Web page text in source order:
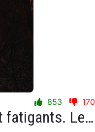
853 170
Les hommes meurent, tout le temps ; ils sont fatigants. Les livres ne meurent jamais.